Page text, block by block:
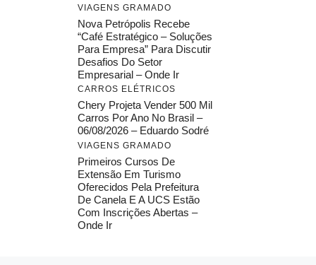
VIAGENS GRAMADO
Nova Petrópolis Recebe
“Café Estratégico – Soluções
Para Empresa” Para Discutir
Desafios Do Setor
Empresarial – Onde Ir
CARROS ELÉTRICOS
Chery Projeta Vender 500 Mil
Carros Por Ano No Brasil –
06/08/2026 – Eduardo Sodré
VIAGENS GRAMADO
Primeiros Cursos De
Extensão Em Turismo
Oferecidos Pela Prefeitura
De Canela E A UCS Estão
Com Inscrições Abertas –
Onde Ir